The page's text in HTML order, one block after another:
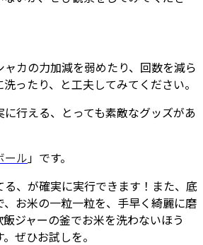
カの力加減を弱めたり、回数を減ら
ったり、と工夫してみてください。
に行える、とっても素敵なグッズがあ
ール 」です。
る、が確実に実行できます！また、底
、お米の一粒一粒を、手早く綺麗に磨
ジャーの釜でお米を洗わないほう
ぜひお試しを。